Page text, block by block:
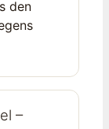
den
–